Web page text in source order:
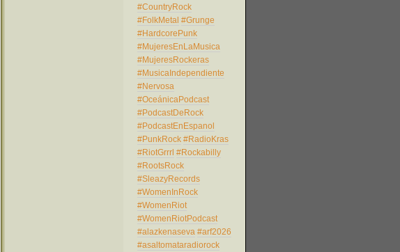
#CountryRock
#FolkMetal #Grunge
#HardcorePunk
#MujeresEnLaMusica
#MujeresRockeras
#MusicaIndependiente
#Nervosa
#OceánicaPodcast
#PodcastDeRock
#PodcastEnEspanol
#PunkRock #RadioKras
#RiotGrrrl #Rockabilly
#RootsRock
#SleazyRecords
#WomenInRock
#WomenRiot
#WomenRiotPodcast
#alazkenaseva #arf2026
#asaltomataradiorock